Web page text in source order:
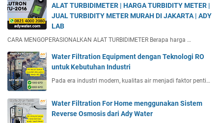
ALAT TURBIDIMETER | HARGA TURBIDITY METER |
JUAL TURBIDITY METER MURAH DI JAKARTA | ADY
LAB
CARA MENGOPERASIONALKAN ALAT TURBIDIMETER Berapa harga …
Water Filtration Equipment dengan Teknologi RO
untuk Kebutuhan Industri
Pada era industri modern, kualitas air menjadi faktor penti…
Water Filtration For Home menggunakan Sistem
Reverse Osmosis dari Ady Water